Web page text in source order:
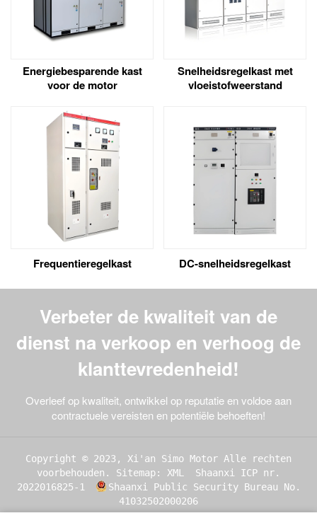
Energiebesparende kast
voor de motor
Snelheidsregelkast met
vloeistofweerstand
Frequentieregelkast DC-snelheidsregelkast
Verbeter de kwaliteit van de
dienst na verkoop en verhoog de
klanttevredenheid!
Overleef op kwaliteit, ontwikkel op reputatie en voldoe aan
contractuele vereisten en potentiële behoeften!
Copyright © 2023, Xi'an Simo Motor Alle rechten
voorbehouden. Sitemap: XML
Shaanxi ICP nr.
2022016825-1
Shaanxi Public Security Bureau No.
41032502000206